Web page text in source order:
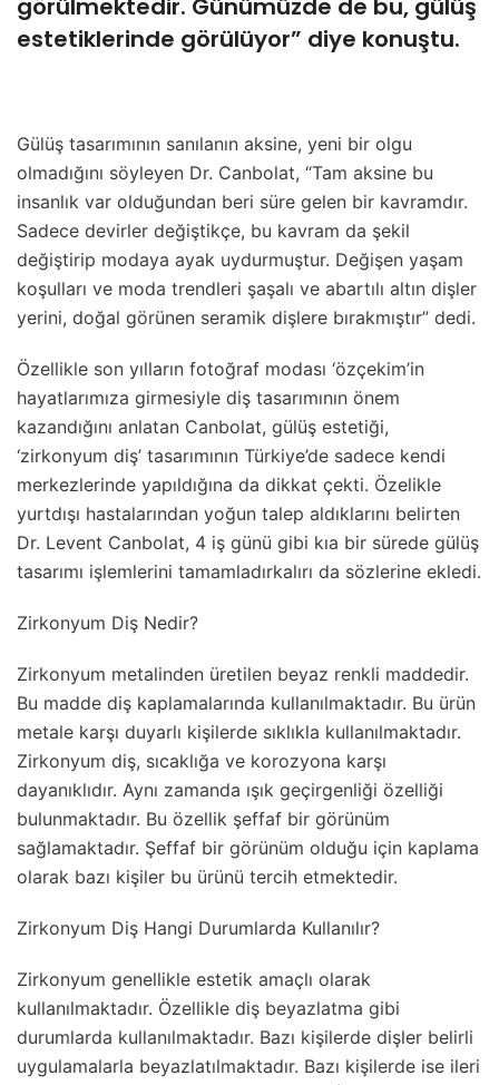
görülmektedir. Günümüzde de bu, gülüş
estetiklerinde görülüyor” diye konuştu.
Gülüş tasarımının sanılanın aksine, yeni bir olgu
olmadığını söyleyen Dr. Canbolat, “Tam aksine bu
insanlık var olduğundan beri süre gelen bir kavramdır.
Sadece devirler değiştikçe, bu kavram da şekil
değiştirip modaya ayak uydurmuştur. Değişen yaşam
koşulları ve moda trendleri şaşalı ve abartılı altın dişler
yerini, doğal görünen seramik dişlere bırakmıştır” dedi.
Özellikle son yılların fotoğraf modası ‘özçekim’in
hayatlarımıza girmesiyle diş tasarımının önem
kazandığını anlatan Canbolat, gülüş estetiği,
‘zirkonyum diş’ tasarımının Türkiye’de sadece kendi
merkezlerinde yapıldığına da dikkat çekti. Özelikle
yurtdışı hastalarından yoğun talep aldıklarını belirten
Dr. Levent Canbolat, 4 iş günü gibi kıa bir sürede gülüş
tasarımı işlemlerini tamamladırkalırı da sözlerine ekledi.
Zirkonyum Diş Nedir?
Zirkonyum metalinden üretilen beyaz renkli maddedir.
Bu madde diş kaplamalarında kullanılmaktadır. Bu ürün
metale karşı duyarlı kişilerde sıklıkla kullanılmaktadır.
Zirkonyum diş, sıcaklığa ve korozyona karşı
dayanıklıdır. Aynı zamanda ışık geçirgenliği özelliği
bulunmaktadır. Bu özellik şeffaf bir görünüm
sağlamaktadır. Şeffaf bir görünüm olduğu için kaplama
olarak bazı kişiler bu ürünü tercih etmektedir.
Zirkonyum Diş Hangi Durumlarda Kullanılır?
Zirkonyum genellikle estetik amaçlı olarak
kullanılmaktadır. Özellikle diş beyazlatma gibi
durumlarda kullanılmaktadır. Bazı kişilerde dişler belirli
uygulamalarla beyazlatılmaktadır. Bazı kişilerde ise ileri